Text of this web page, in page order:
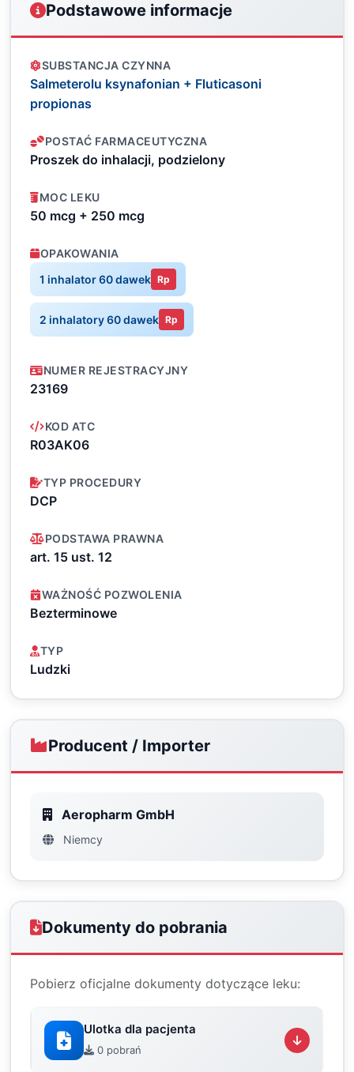
Podstawowe informacje
SUBSTANCJA CZYNNA
Salmeterolu ksynafonian + Fluticasoni
propionas
POSTAĆ FARMACEUTYCZNA
Proszek do inhalacji, podzielony
MOC LEKU
50 mcg + 250 mcg
OPAKOWANIA
1 inhalator 60 dawek Rp
2 inhalatory 60 dawek Rp
NUMER REJESTRACYJNY
23169
KOD ATC
R03AK06
TYP PROCEDURY
DCP
PODSTAWA PRAWNA
art. 15 ust. 12
WAŻNOŚĆ POZWOLENIA
Bezterminowe
TYP
Ludzki
Producent / Importer
Aeropharm GmbH
Niemcy
Dokumenty do pobrania
Pobierz oficjalne dokumenty dotyczące leku:
Ulotka dla pacjenta
0 pobrań